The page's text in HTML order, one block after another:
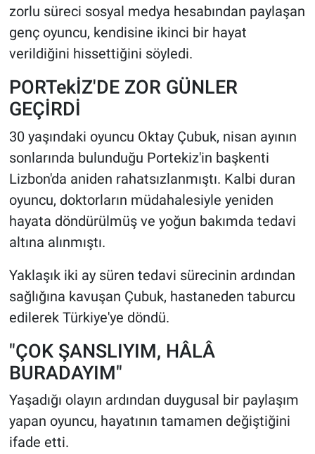
zorlu süreci sosyal medya hesabından paylaşan
genç oyuncu, kendisine ikinci bir hayat
verildiğini hissettiğini söyledi.
PORTekİZ'DE ZOR GÜNLER
GEÇİRDİ
30 yaşındaki oyuncu Oktay Çubuk, nisan ayının
sonlarında bulunduğu Portekiz'in başkenti
Lizbon'da aniden rahatsızlanmıştı. Kalbi duran
oyuncu, doktorların müdahalesiyle yeniden
hayata döndürülmüş ve yoğun bakımda tedavi
altına alınmıştı.
Yaklaşık iki ay süren tedavi sürecinin ardından
sağlığına kavuşan Çubuk, hastaneden taburcu
edilerek Türkiye'ye döndü.
"ÇOK ŞANSLIYIM, HÂLÂ
BURADAYIM"
Yaşadığı olayın ardından duygusal bir paylaşım
yapan oyuncu, hayatının tamamen değiştiğini
ifade etti.
SPOR
Bilim, Teknoloji